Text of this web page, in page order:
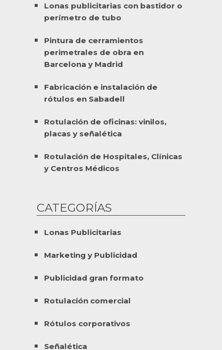
Lonas publicitarias con bastidor o
perímetro de tubo
Pintura de cerramientos
perimetrales de obra en
Barcelona y Madrid
Fabricación e instalación de
rótulos en Sabadell
Rotulación de oficinas: vinilos,
placas y señalética
Rotulación de Hospitales, Clínicas
y Centros Médicos
CATEGORÍAS
Lonas Publicitarias
Marketing y Publicidad
Publicidad gran formato
Rotulación comercial
Rótulos corporativos
Señalética